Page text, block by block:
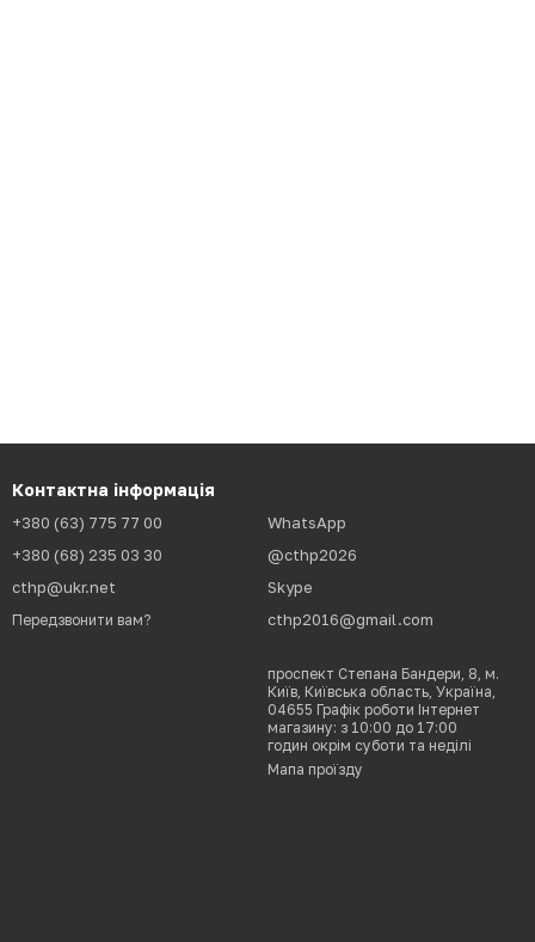
Контактна інформація
+380 (63) 775 77 00
+380 (68) 235 03 30
cthp@ukr.net
Передзвонити вам?
WhatsApp
@cthp2026
Skype
cthp2016@gmail.com
проспект Степана Бандери, 8, м.
Київ, Київська область, Україна,
04655 Графік роботи Інтернет
магазину: з 10:00 до 17:00
годин окрім суботи та неділі
Мапа проїзду